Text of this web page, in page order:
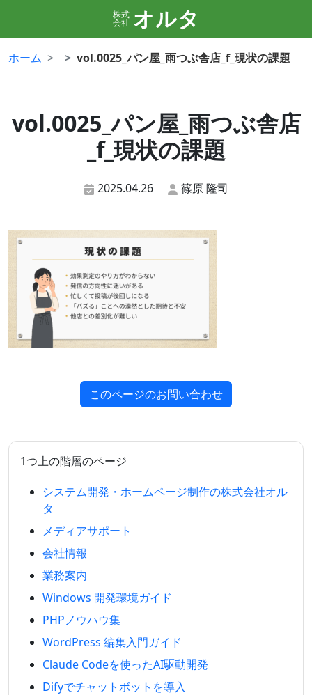
株式
会社 オルタ
ホーム vol.0025_パン屋_雨つぶ舎店_f_現状の課題
vol.0025_パン屋_雨つぶ舎店
_f_現状の課題
2025.04.26 篠原 隆司
このページのお問い合わせ
1つ上の階層のページ
システム開発・ホームページ制作の株式会社オル
タ
メディアサポート
会社情報
業務案内
Windows 開発環境ガイド
PHPノウハウ集
WordPress 編集入門ガイド
Claude Codeを使ったAI駆動開発
Difyでチャットボットを導入